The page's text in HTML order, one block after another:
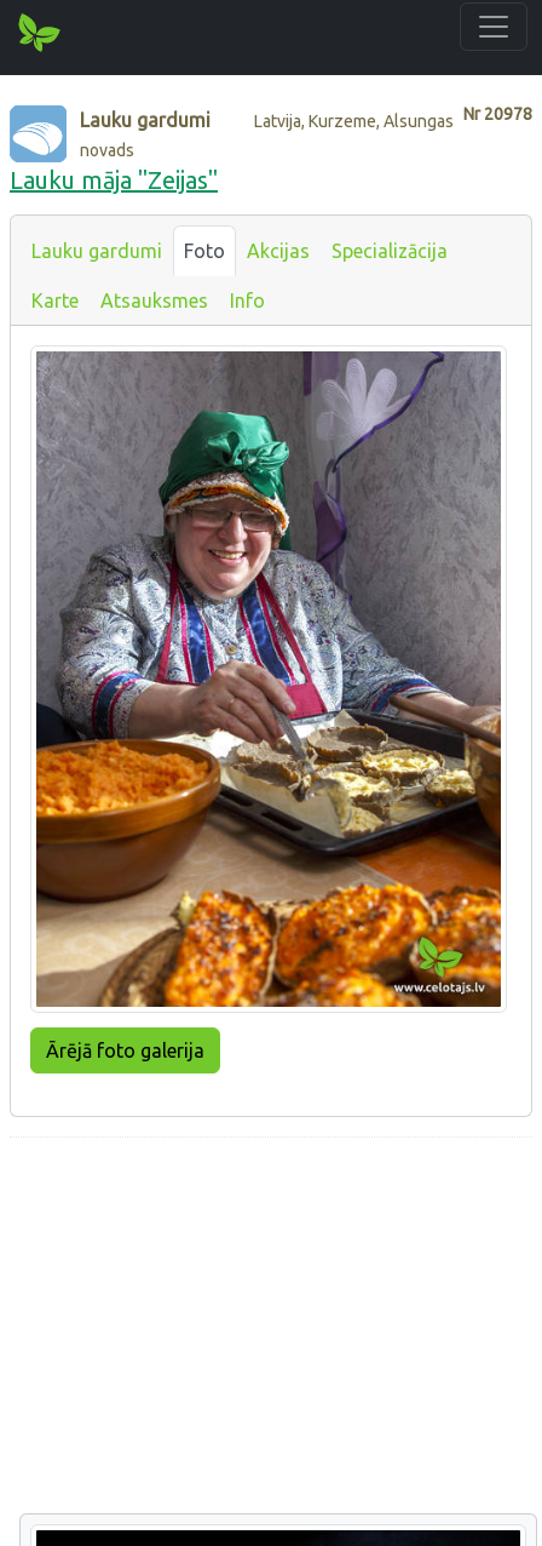
Nr20978
Lauku gardumi
Latvija, Kurzeme, Alsungas
novads
Lauku māja "Zeijas"
Lauku gardumi Foto Akcijas Specializācija
Karte Atsauksmes Info
Ārējā foto galerija